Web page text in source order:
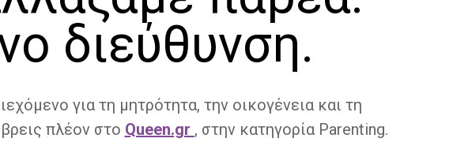
διεύθυνση.
για τη μητρότητα, την οικογένεια και τη
πλέον στο Queen.gr , στην κατηγορία Parenting.